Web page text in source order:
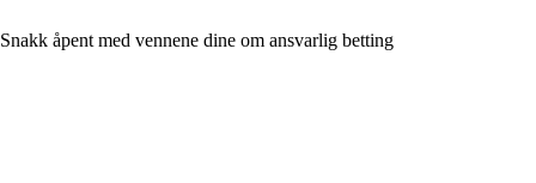
Snakk åpent med vennene dine om ansvarlig betting